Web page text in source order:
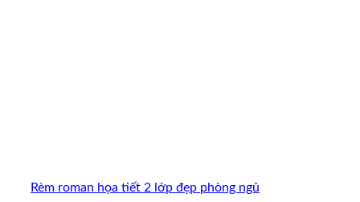
Rèm roman họa tiết 2 lớp đẹp phòng ngủ